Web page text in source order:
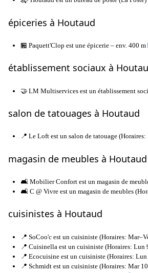
épiceries à Houtaud
🏪 Paquett'Clop est une épicerie – env. 400 m
établissement sociaux à
🤝 LM Multiservices est un établissement
salon de tatouages à Houtaud
📍 Le Loft est un salon de tatouage
magasin de meubles à Houtaud
🛋️ Mobilier Confort est un magasin de
🛋️ C @ Vivre est un magasin de meubles
cuisinistes à Houtaud
📍 SoCoo'c est un cuisiniste (Horaires:
📍 Cuisinella est un cuisiniste (Horaires:
📍 Ecocuisine est un cuisiniste (Horaires:
📍 Schmidt est un cuisiniste (Horaires: Mar